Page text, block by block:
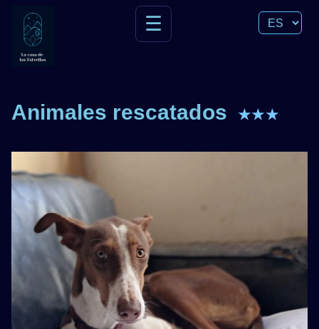
☰
Animales rescatados ★★★